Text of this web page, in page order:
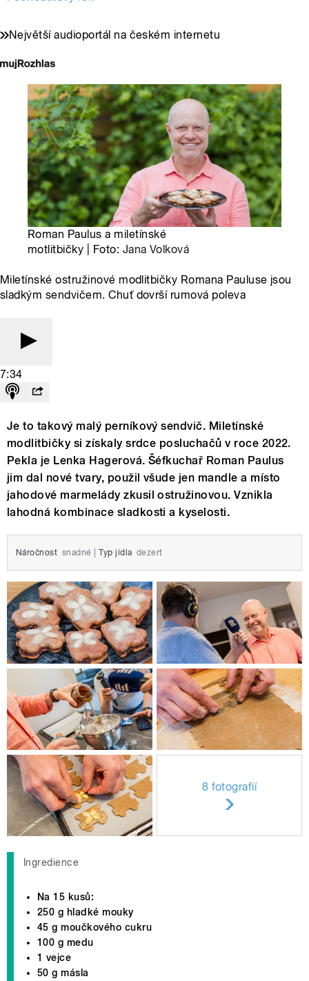
Největší audioportál na českém internetu
Roman Paulus a miletínské
motlitbičky | Foto: Jana Volková
Miletínské ostružinové modlitbičky Romana Pauluse jsou
sladkým sendvičem. Chuť dovrší rumová poleva
7:34
Je to takový malý perníkový sendvič. Miletínské
modlitbičky si získaly srdce posluchačů v roce 2022.
Pekla je Lenka Hagerová. Šéfkuchař Roman Paulus
jim dal nové tvary, použil všude jen mandle a místo
jahodové marmelády zkusil ostružinovou. Vznikla
lahodná kombinace sladkosti a kyselosti.
Náročnost snadné Typ jídla dezert
8 fotografií
Ingredience
Na 15 kusů:
250 g hladké mouky
45 g moučkového cukru
100 g medu
1 vejce
50 g másla